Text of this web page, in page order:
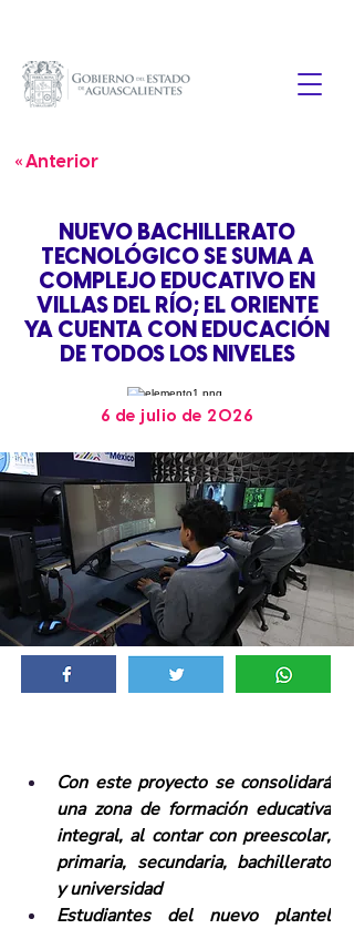
« Anterior
NUEVO BACHILLERATO
TECNOLÓGICO SE SUMA A
COMPLEJO EDUCATIVO EN
VILLAS DEL RÍO; EL ORIENTE
YA CUENTA CON EDUCACIÓN
DE TODOS LOS NIVELES
6 de julio de 2026
Con este proyecto se consolidará
una zona de formación educativa
integral, al contar con preescolar,
primaria, secundaria, bachillerato
y universidad
Estudiantes del nuevo plantel